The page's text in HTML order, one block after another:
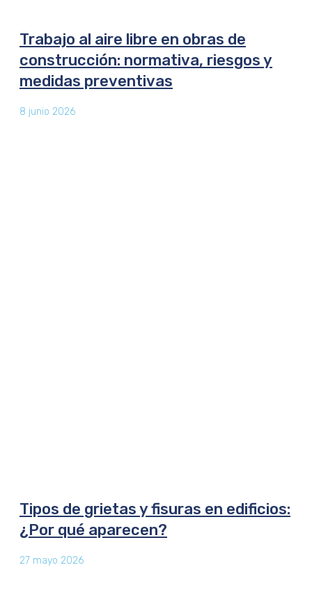
Trabajo al aire libre en obras de
construcción: normativa, riesgos y
medidas preventivas
8 junio 2026
Tipos de grietas y fisuras en edificios:
¿Por qué aparecen?
27 mayo 2026